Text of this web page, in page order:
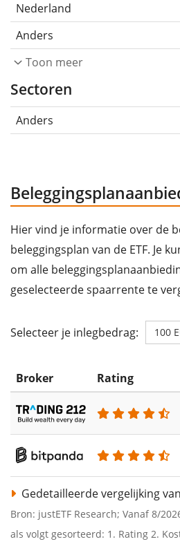
Nederland
Anders
Toon meer
Sectoren
Anders
Hier vind je informatie over de
beleggingsplan van de ETF. Je
om alle
geselecteerde spaarrente te
Selecteer je inlegbedrag: 100
Broker Rating
Gedetailleerde vergelijking
Bron: justETF Research; Vanaf 8/
als volgt gesorteerd: 1. Rating 2.